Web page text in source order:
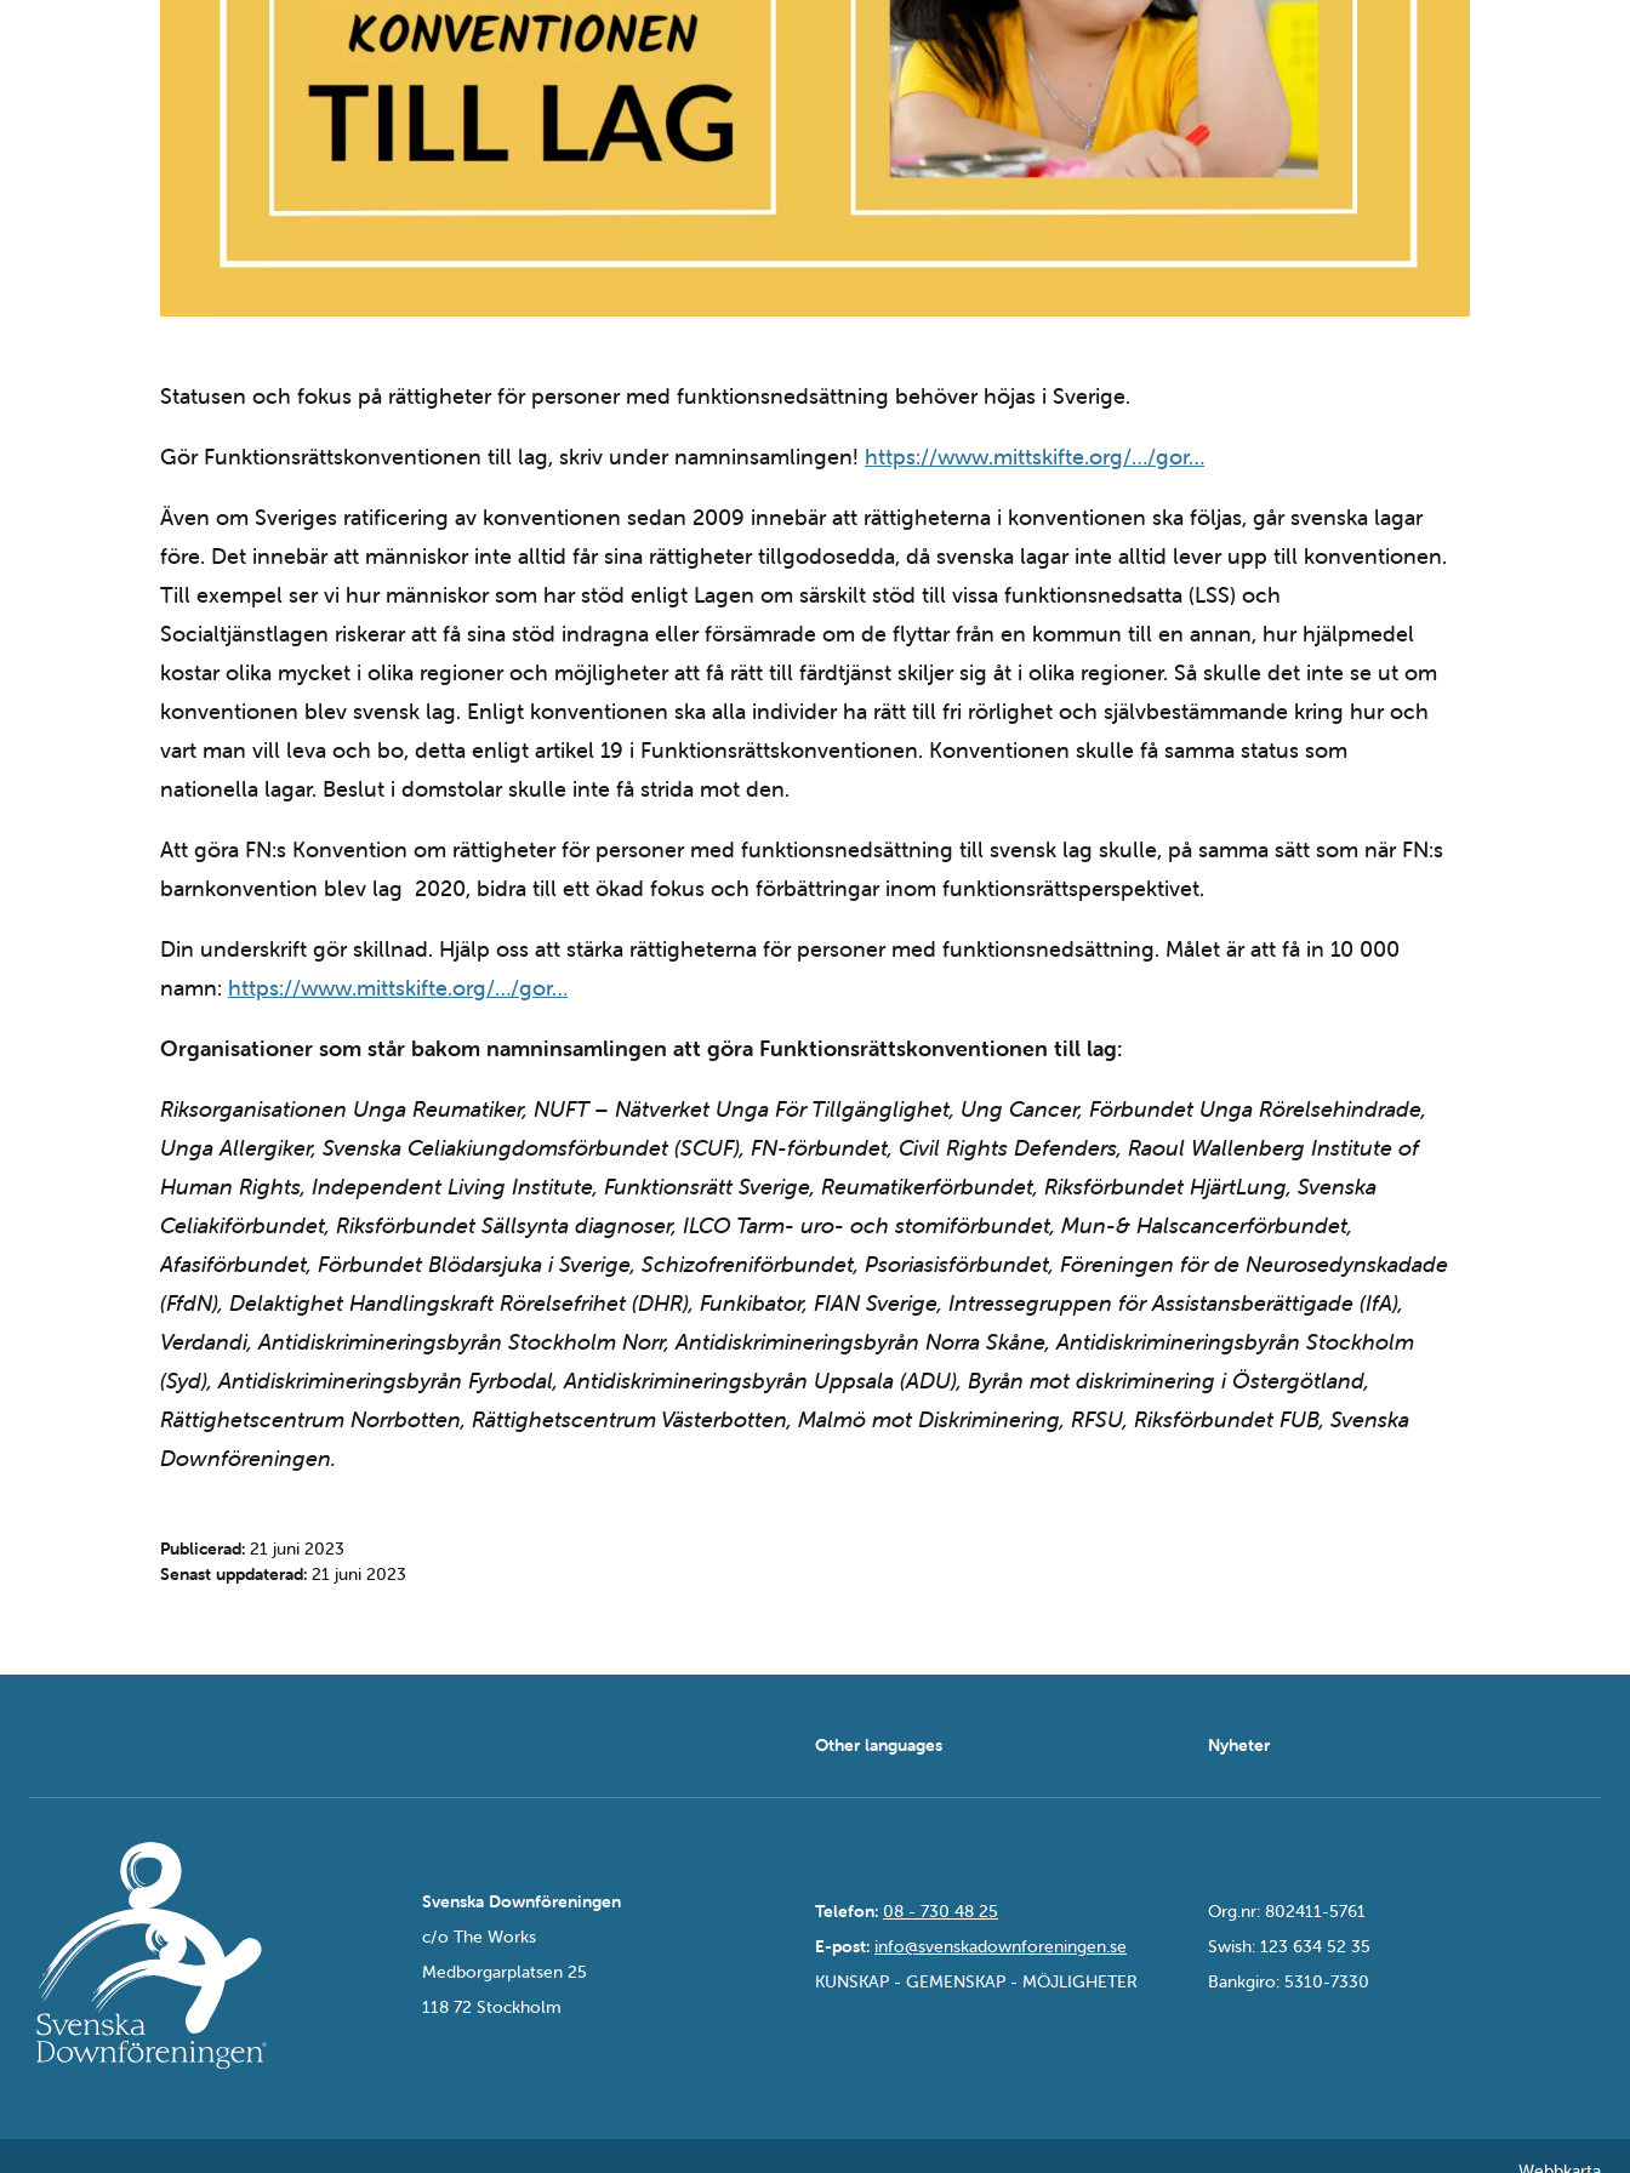
Statusen och fokus på rättigheter för personer med funktionsnedsättning behöver höjas i Sverige.
Gör Funktionsrättskonventionen till lag, skriv under namninsamlingen! https://www.mittskifte.org/…/gor…
Även om Sveriges ratificering av konventionen sedan 2009 innebär att rättigheterna i konventionen ska följas, går svenska lagar
före. Det innebär att människor inte alltid får sina rättigheter tillgodosedda, då svenska lagar inte alltid lever upp till konventionen.
Till exempel ser vi hur människor som har stöd enligt Lagen om särskilt stöd till vissa funktionsnedsatta (LSS) och
Socialtjänstlagen riskerar att få sina stöd indragna eller försämrade om de flyttar från en kommun till en annan, hur hjälpmedel
kostar olika mycket i olika regioner och möjligheter att få rätt till färdtjänst skiljer sig åt i olika regioner. Så skulle det inte se ut om
konventionen blev svensk lag. Enligt konventionen ska alla individer ha rätt till fri rörlighet och självbestämmande kring hur och
vart man vill leva och bo, detta enligt artikel 19 i Funktionsrättskonventionen. Konventionen skulle få samma status som
nationella lagar. Beslut i domstolar skulle inte få strida mot den.
Att göra FN:s Konvention om rättigheter för personer med funktionsnedsättning till svensk lag skulle, på samma sätt som när FN:s
barnkonvention blev lag 2020, bidra till ett ökad fokus och förbättringar inom funktionsrättsperspektivet.
Din underskrift gör skillnad. Hjälp oss att stärka rättigheterna för personer med funktionsnedsättning. Målet är att få in 10 000
namn: https://www.mittskifte.org/…/gor…
Organisationer som står bakom namninsamlingen att göra Funktionsrättskonventionen till lag:
Riksorganisationen Unga Reumatiker, NUFT – Nätverket Unga För Tillgänglighet, Ung Cancer, Förbundet Unga Rörelsehindrade,
Unga Allergiker, Svenska Celiakiungdomsförbundet (SCUF), FN-förbundet, Civil Rights Defenders, Raoul Wallenberg Institute of
Human Rights, Independent Living Institute, Funktionsrätt Sverige, Reumatikerförbundet, Riksförbundet HjärtLung, Svenska
Celiakiförbundet, Riksförbundet Sällsynta diagnoser, ILCO Tarm- uro- och stomiförbundet, Mun-& Halscancerförbundet,
Afasiförbundet, Förbundet Blödarsjuka i Sverige, Schizofreniförbundet, Psoriasisförbundet, Föreningen för de Neurosedynskadade
(FfdN), Delaktighet Handlingskraft Rörelsefrihet (DHR), Funkibator, FIAN Sverige, Intressegruppen för Assistansberättigade (IfA),
Verdandi, Antidiskrimineringsbyrån Stockholm Norr, Antidiskrimineringsbyrån Norra Skåne, Antidiskrimineringsbyrån Stockholm
(Syd), Antidiskrimineringsbyrån Fyrbodal, Antidiskrimineringsbyrån Uppsala (ADU), Byrån mot diskriminering i Östergötland,
Rättighetscentrum Norrbotten, Rättighetscentrum Västerbotten, Malmö mot Diskriminering, RFSU, Riksförbundet FUB, Svenska
Downföreningen.
Publicerad: 21 juni 2023
Senast uppdaterad: 21 juni 2023
Other languages Nyheter
Svenska Downföreningen
c/o The Works
Medborgarplatsen 25
118 72 Stockholm
Telefon: 08 - 730 48 25
E-post: info@svenskadownforeningen.se
KUNSKAP - GEMENSKAP - MÖJLIGHETER
Org.nr: 802411-5761
Swish: 123 634 52 35
Bankgiro: 5310-7330